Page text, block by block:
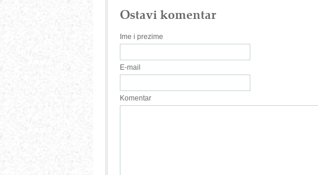
Ostavi komentar
Ime i prezime
E-mail
Komentar